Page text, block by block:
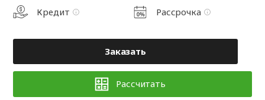
Кредит
Рассрочка
Заказать
Рассчитать